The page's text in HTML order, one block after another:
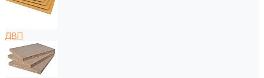
ДВП